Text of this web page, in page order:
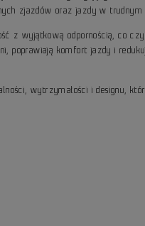
zjazdów oraz jazdy w
z wyjątkową odpornością, co
poprawiają komfort jazdy i
wytrzymałości i designu,